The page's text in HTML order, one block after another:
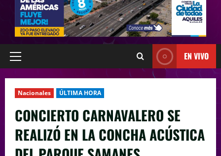
EN VIVO
Nacionales ÚLTIMA HORA
CONCIERTO CARNAVALERO SE
REALIZÓ EN LA CONCHA ACÚSTICA